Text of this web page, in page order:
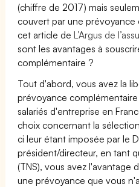
(chiffre de 2017) mais
couvert par une prévoyance
cet article deL’Argus de
sont les avantages à
complémentaire ?
Tout d'abord, vous avez la
prévoyance
salariés d'entreprise en
choix concernant la
ci leur étant imposée par le
président/directeur, en tant
(TNS), vous avez l'avantage
une prévoyance que vous